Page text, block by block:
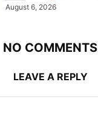
August 6, 2026
NO COMMENTS
LEAVE A REPLY